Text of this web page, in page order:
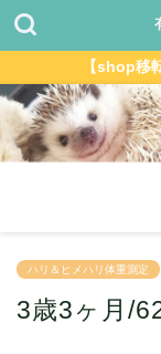
【shop移
ハリ＆ヒメハリ体重測定
3歳3ヶ月/